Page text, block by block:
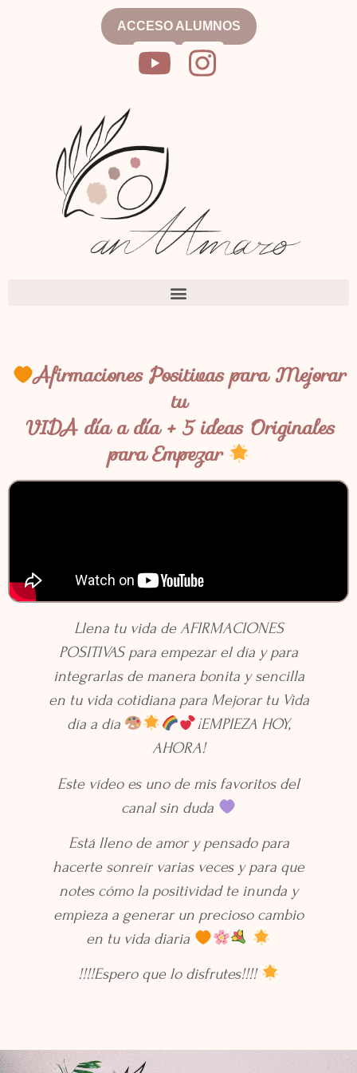
ACCESO ALUMNOS
Afirmaciones Positivas para Mejorar
tu
VIDA día a día + 5 ideas Originales
para Empezar
Llena tu vida de AFIRMACIONES
POSITIVAS para empezar el día y para
integrarlas de manera bonita y sencilla
en tu vida cotidiana para Mejorar tu Vida
día a día
¡EMPIEZA HOY,
AHORA!
Este vídeo es uno de mis favoritos del
canal sin duda
Está lleno de amor y pensado para
hacerte sonreír varias veces y para que
notes cómo la positividad te inunda y
empieza a generar un precioso cambio
en tu vida diaria
!!!!Espero que lo disfrutes!!!!